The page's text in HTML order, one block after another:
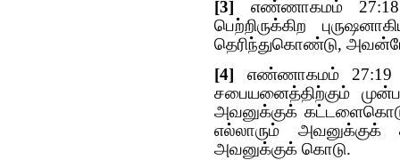
[3]
எண்ணாகமம்
பெற்றிருக்கிற
தெரிந்துகொண்டு,
[4]
எண்ணாகமம் 27:19
சபையனைத்திற்கும்
அவனுக்குக்
எல்லாரும் அவனுக்குக்
அவனுக்குக் கொடு.